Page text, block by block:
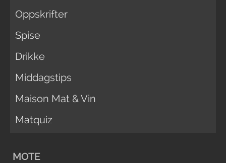
Oppskrifter
Spise
Drikke
Middagstips
Maison Mat & Vin
Matquiz
MOTE